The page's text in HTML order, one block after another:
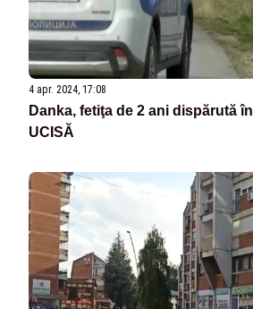
4 apr. 2024, 17:08
Danka, fetiţa de 2 ani dispărută
UCISĂ